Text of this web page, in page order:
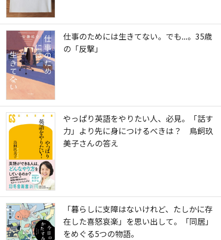
仕事のためには生きてない。でも...。35歳
の「反撃」
やっぱり英語をやりたい人、必見。「話す
力」より先に身につけるべきは？ 鳥飼玖
美子さんの答え
「暮らしに支障はないけれど、たしかに存
在した喜怒哀楽」を思い出して。「同居」
をめぐる5つの物語。